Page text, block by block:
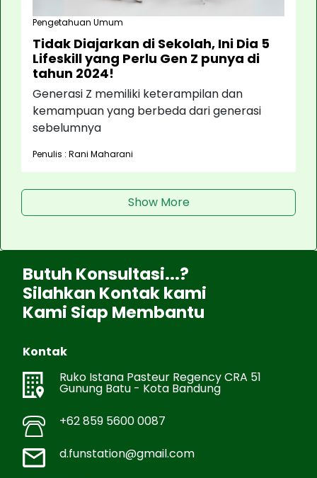
Pengetahuan Umum
Tidak Diajarkan di Sekolah, Ini Dia 5
Lifeskill yang Perlu Gen Z punya di
tahun 2024!
Generasi Z memiliki keterampilan dan
kemampuan yang berbeda dari generasi
sebelumnya
Penulis : Rani Maharani
Show More
Butuh Konsultasi...?
Silahkan Kontak kami
Kami Siap Membantu
Kontak
Ruko Istana Pasteur Regency CRA 51
Gunung Batu - Kota Bandung
+62 859 5600 0087
d.funstation@gmail.com